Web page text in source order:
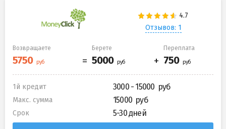
Отзывов: 1
Возвращаете Берете Переплата
1й кредит 3000 - 15000
Макс. сумма 15000
Срок 5-30 дней